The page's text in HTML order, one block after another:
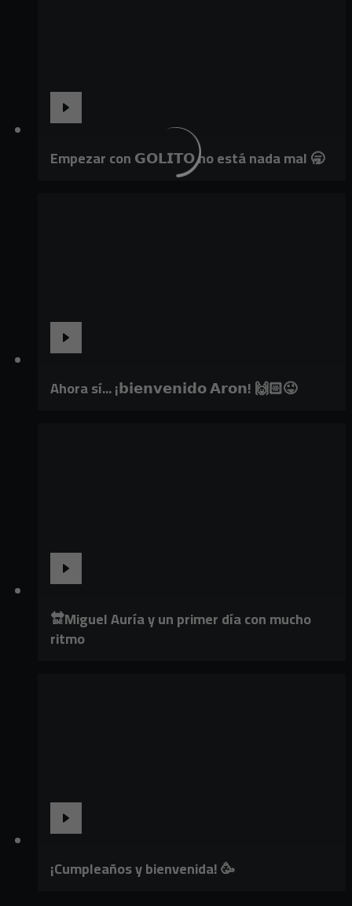
Empezar con 𝗚𝗢𝗟𝗜𝗧𝗢 no está nada mal 🥱
Ahora sí... ¡𝗯𝗶𝗲𝗻𝘃𝗲𝗻𝗶𝗱𝗼 𝗔𝗿𝗼𝗻! 🙌🏻😜
🔛Miguel Auría y un primer día con mucho
ritmo
¡Cumpleaños y bienvenida! 🥳